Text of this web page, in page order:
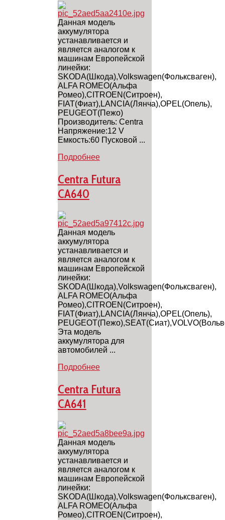
Данная модель
аккумулятора
устанавливается и
является аналогом к
машинам Европейской
линейки:
SKODA(Шкода),Volkswagen(Фольксваген),
ALFA ROMEO(Альфа
Ромео),CITROEN(Ситроен),
FIAT(Фиат),LANCIA(Лянча),OPEL(Опель),
PEUGEOT(Пежо)
Производитель: Centra
Напряжение:12 V
Емкость:60 Пусковой ...
Подробнее
Centra Futura
CA640
Данная модель
аккумулятора
устанавливается и
является аналогом к
машинам Европейской
линейки:
SKODA(Шкода),Volkswagen(Фольксваген),
ALFA ROMEO(Альфа
Ромео),CITROEN(Ситроен),
FIAT(Фиат),LANCIA(Лянча),OPEL(Опель),
Эта модель
аккумулятора для
автомобилей ...
Подробнее
Centra Futura
CA641
Данная модель
аккумулятора
устанавливается и
является аналогом к
машинам Европейской
линейки:
SKODA(Шкода),Volkswagen(Фольксваген),
ALFA ROMEO(Альфа
Ромео),CITROEN(Ситроен),